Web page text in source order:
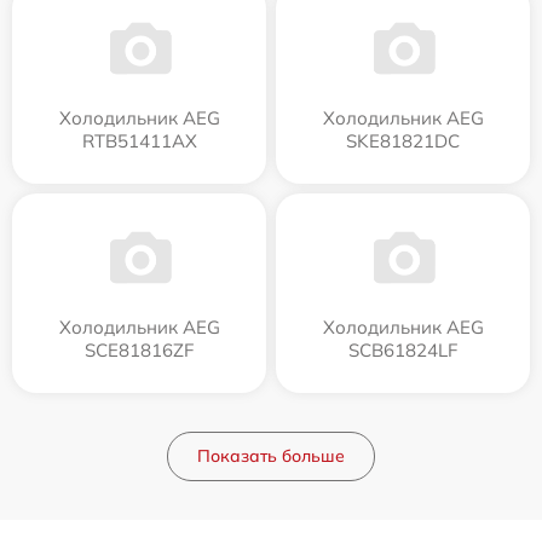
Холодильник AEG
RTB51411AX
Холодильник AEG
SKE81821DC
Холодильник AEG
SCE81816ZF
Холодильник AEG
SCB61824LF
Показать больше